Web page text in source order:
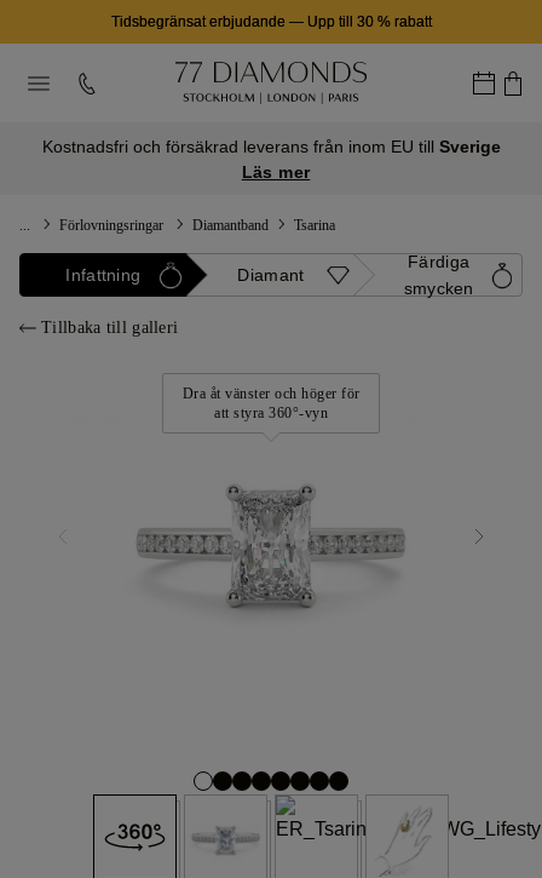
Tidsbegränsat erbjudande — Upp till 30 % rabatt
Kostnadsfri och försäkrad leverans från inom EU till Sverige
Läs mer
Förlovningsringar Diamantband Tsarina
Infattning Diamant
Färdiga
smycken
Tillbaka till galleri
Dra åt vänster och höger för
att styra 360°-vyn